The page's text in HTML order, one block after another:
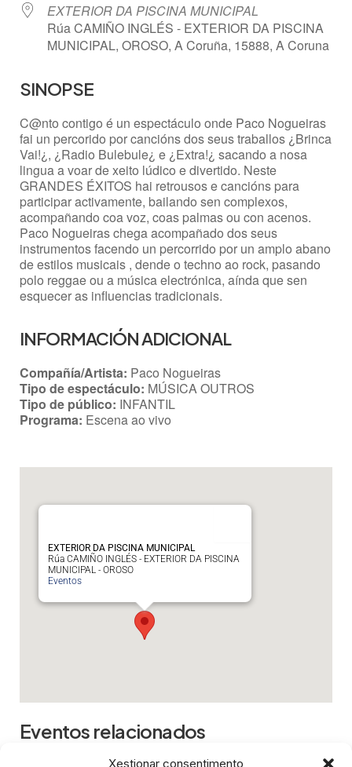
Xestionar consentimento
EXTERIOR DA PISCINA MUNICIPAL
Rúa CAMIÑO INGLÉS - EXTERIOR DA PISCINA
MUNICIPAL, OROSO, A Coruña, 15888, A Coruna
SINOPSE
C@nto contigo é un espectáculo onde Paco Nogueiras
fai un percorido por cancións dos seus traballos ¿Brinca
Vai!¿, ¿Radio Bulebule¿ e ¿Extra!¿ sacando a nosa
lingua a voar de xeito lúdico e divertido. Neste
GRANDES ÉXITOS hai retrousos e cancións para
participar activamente, bailando sen complexos,
acompañando coa voz, coas palmas ou con acenos.
Paco Nogueiras chega acompañado dos seus
instrumentos facendo un percorrido por un amplo abano
de estilos musicais , dende o techno ao rock, pasando
polo reggae ou a música electrónica, aínda que sen
esquecer as influencias tradicionais.
INFORMACIÓN ADICIONAL
Compañía/Artista: Paco Nogueiras
Tipo de espectáculo: MÚSICA OUTROS
Tipo de público: INFANTIL
Programa: Escena ao vivo
EXTERIOR DA PISCINA MUNICIPAL
Rúa CAMIÑO INGLÉS - EXTERIOR DA PISCINA
MUNICIPAL - OROSO
Eventos
Eventos relacionados